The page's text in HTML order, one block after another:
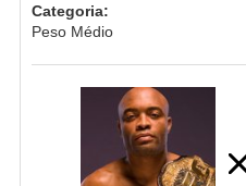
Categoria:
Peso Médio